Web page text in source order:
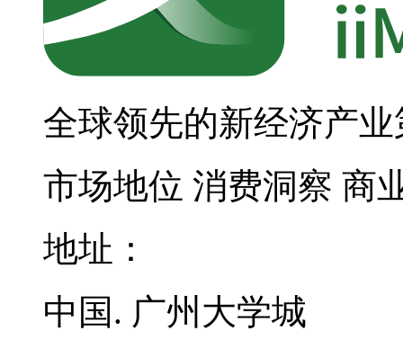
全球领先的新经济产
市场地位 消费洞察 商
地址：
中国. 广州大学城